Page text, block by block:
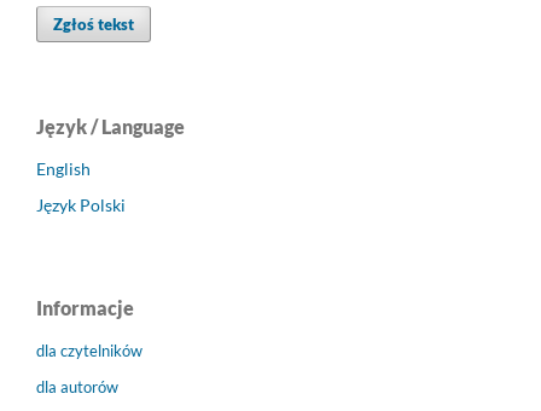
Zgłoś tekst
Język / Language
English
Język Polski
Informacje
dla czytelników
dla autorów